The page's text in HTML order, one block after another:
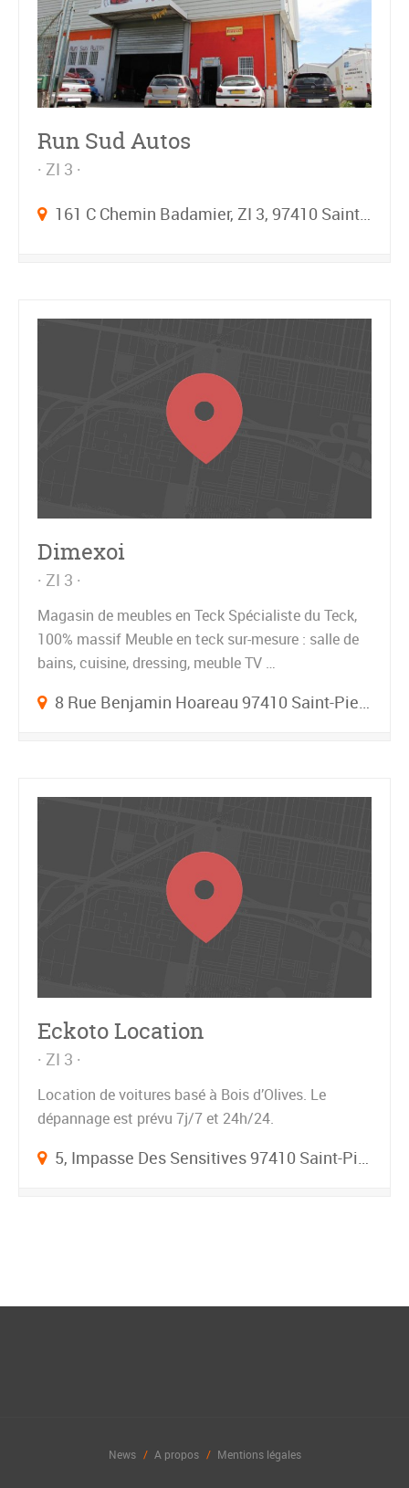
Run Sud Autos
ZI 3
161 C Chemin Badamier, ZI 3, 97410 Saint-Pierre
Dimexoi
ZI 3
Magasin de meubles en Teck Spécialiste du Teck,
100% massif Meuble en teck sur-mesure : salle de
bains, cuisine, dressing, meuble TV …
8 Rue Benjamin Hoareau 97410 Saint-Pierre
Eckoto Location
ZI 3
Location de voitures basé à Bois d’Olives. Le
dépannage est prévu 7j/7 et 24h/24.
5, Impasse Des Sensitives 97410 Saint-Pierre
News A propos Mentions légales